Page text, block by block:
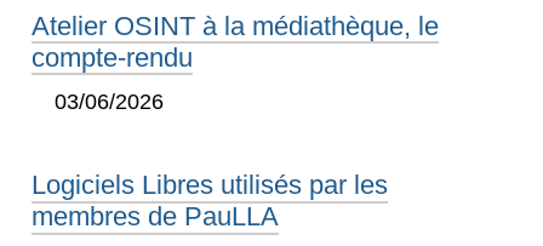
Atelier OSINT à la médiathèque, le
compte-rendu
03/06/2026
Logiciels Libres utilisés par les
membres de PauLLA